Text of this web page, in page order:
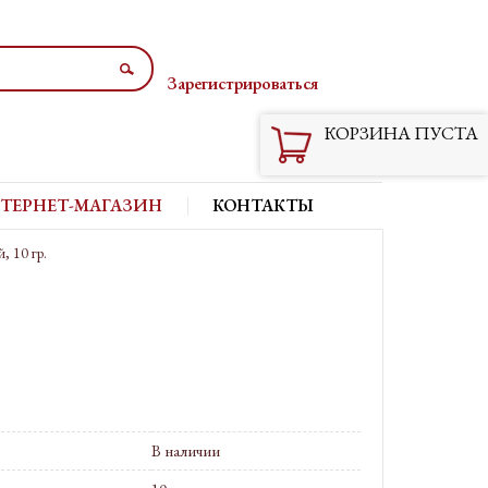
Зарегистрироваться
МАГАЗИН КОНТАКТЫ
КОРЗИНА ПУСТА
10 гр.
В наличии